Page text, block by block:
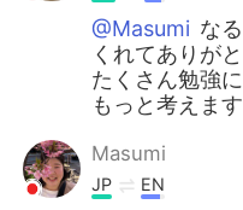
@Masumi な
くれてありが
たくさん勉強
もっと考えま
Masumi
JP EN